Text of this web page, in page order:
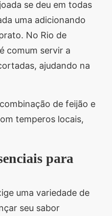
se deu em todas
uma adicionando
No Rio de
comum servir a
ajudando na
de feijão e
temperos locais,
para
uma variedade de
seu sabor